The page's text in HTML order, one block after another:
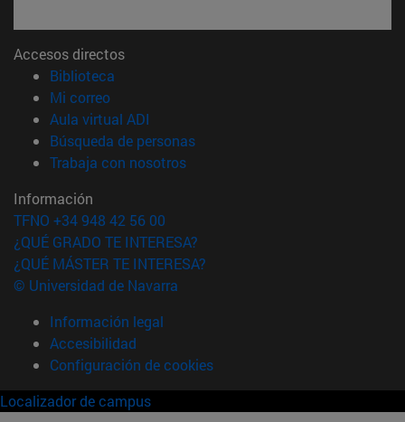
Accesos directos
Biblioteca
Mi correo(abre en nueva ventana)
Aula virtual ADI
Búsqueda de personas(abre en nueva ventana)
Trabaja con nosotros(abre en nueva ventana)
Información
TFNO +34 948 42 56 00
¿QUÉ GRADO TE INTERESA?
¿QUÉ MÁSTER TE INTERESA?
© Universidad de Navarra
Información legal
Accesibilidad
Configuración de cookies
Localizador de campus